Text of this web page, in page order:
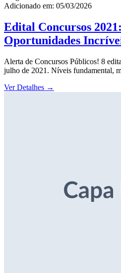
Adicionado em: 05/03/2026
Edital Concursos
Oportunidades
Alerta de Concursos Públicos! 8
julho de 2021. Níveis fundamental,
Ver Detalhes →